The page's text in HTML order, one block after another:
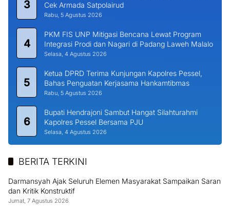
3
Cek Armada Satpolairud
Rabu, 5 Agustus 2026
4
PKM FIS UNP Mitigasi Bencana Lewat Program
Integrasi Prodi dan Nagari di Padang Laweh Malalo
Selasa, 4 Agustus 2026
5
Ketua DPRD Terima Kunjungan Kapolres Pessel,
Bahas Penguatan Kerjasama Hankamtibmas
Rabu, 5 Agustus 2026
6
Bupati Hendrajoni Sambut Hangat Silahturahmi
Kapolres Pessel Bersama PJU
Selasa, 4 Agustus 2026
BERITA TERKINI
Darmansyah Ajak Seluruh Elemen Masyarakat Sampaikan Saran
dan Kritik Konstruktif
Jumat, 7 Agustus 2026